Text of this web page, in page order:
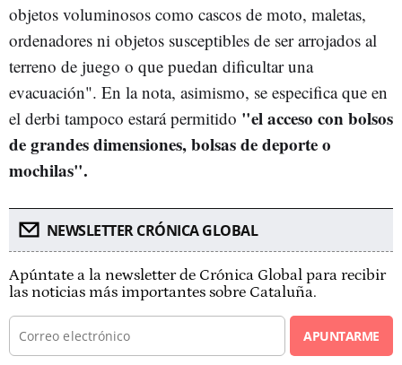
objetos voluminosos como cascos de moto, maletas,
ordenadores ni objetos susceptibles de ser arrojados al
terreno de juego o que puedan dificultar una
evacuación". En la nota, asimismo, se especifica que en
el derbi tampoco estará permitido "el acceso con bolsos
de grandes dimensiones, bolsas de deporte o
mochilas".
NEWSLETTER CRÓNICA GLOBAL
Apúntate a la newsletter de Crónica Global para recibir
las noticias más importantes sobre Cataluña.
APUNTARME